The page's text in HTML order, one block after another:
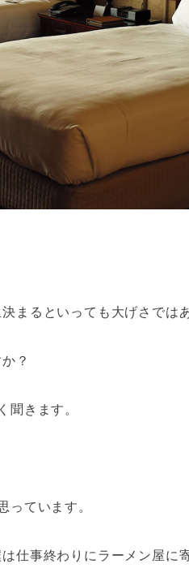
まるといっても大げさでは
？
聞きます。
っています。
仕事終わりにラーメン屋に